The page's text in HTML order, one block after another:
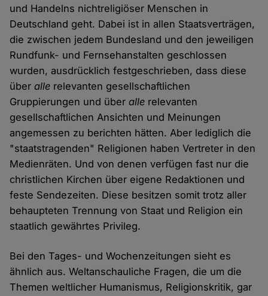
und Handelns nichtreligiöser Menschen in
Deutschland geht. Dabei ist in allen Staatsverträgen,
die zwischen jedem Bundesland und den jeweiligen
Rundfunk- und Fernsehanstalten geschlossen
wurden, ausdrücklich festgeschrieben, dass diese
überalle relevanten gesellschaftlichen
Gruppierungen und überalle relevanten
gesellschaftlichen Ansichten und Meinungen
angemessen zu berichten hätten. Aber lediglich die
"staatstragenden" Religionen haben Vertreter in den
Medienräten. Und von denen verfügen fast nur die
christlichen Kirchen über eigene Redaktionen und
feste Sendezeiten. Diese besitzen somit trotz aller
behaupteten Trennung von Staat und Religion ein
staatlich gewährtes Privileg.
Bei den Tages- und Wochenzeitungen sieht es
ähnlich aus. Weltanschauliche Fragen, die um die
Themen weltlicher Humanismus, Religionskritik, gar